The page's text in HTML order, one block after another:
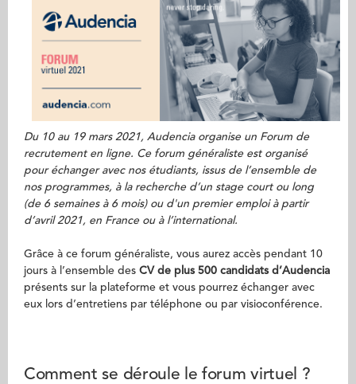
Du 10 au 19 mars 2021, Audencia organise un Forum de
recrutement en ligne. Ce forum généraliste est organisé
pour échanger avec nos étudiants, issus de l’ensemble de
nos programmes, à la recherche d’un stage court ou long
(de 6 semaines à 6 mois) ou d'un premier emploi à partir
d’avril 2021, en France ou à l’international.
Grâce à ce forum généraliste, vous aurez accès pendant 10
jours à l’ensemble des CV de plus 500 candidats d’Audencia
présents sur la plateforme et vous pourrez échanger avec
eux lors d’entretiens par téléphone ou par visioconférence.
Comment se déroule le forum virtuel ?